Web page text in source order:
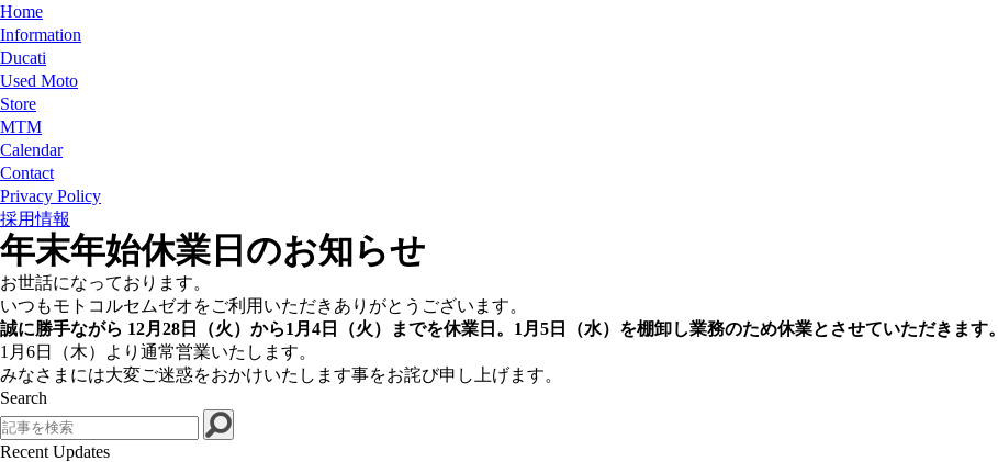
Home
Information
Ducati
Used Moto
Store
MTM
Calendar
Contact
Privacy Policy
採用情報
年末年始休業日のお知らせ
お世話になっております。
いつもモトコルセムゼオをご利用いただきありがとうございます。
誠に勝手ながら 12月28日（火）から1月4日（火）までを休業日。1月5日（水）を棚卸し業務のため休業とさせていただきます。
1月6日（木）より通常営業いたします。
みなさまには大変ご迷惑をおかけいたします事をお詫び申し上げます。
Search
Search
Recent Updates